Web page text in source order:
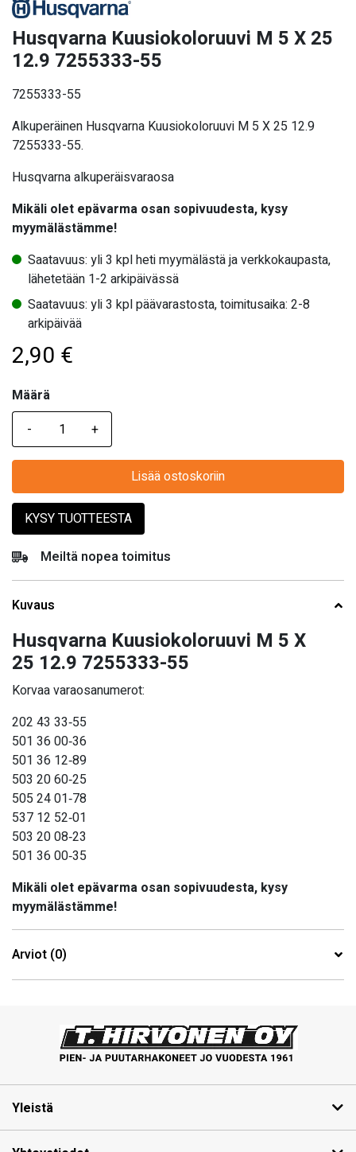
Husqvarna Kuusiokoloruuvi M 5 X 25
12.9 7255333-55
7255333-55
Alkuperäinen Husqvarna Kuusiokoloruuvi M 5 X 25 12.9
7255333-55.
Husqvarna alkuperäisvaraosa
Mikäli olet epävarma osan sopivuudesta, kysy
myymälästämme!
Saatavuus: yli 3 kpl heti myymälästä ja verkkokaupasta,
lähetetään 1-2 arkipäivässä
Saatavuus: yli 3 kpl päävarastosta, toimitusaika: 2-8
arkipäivää
2,90 €
Määrä
Määrä
Lisää ostoskoriin
KYSY TUOTTEESTA
Meiltä nopea toimitus
Kuvaus
Husqvarna Kuusiokoloruuvi M 5 X
25 12.9 7255333-55
Korvaa varaosanumerot:
202 43 33‑55
501 36 00‑36
501 36 12‑89
503 20 60‑25
505 24 01‑78
537 12 52‑01
503 20 08‑23
501 36 00‑35
Mikäli olet epävarma osan sopivuudesta, kysy
myymälästämme!
Arviot (0)
Yleistä